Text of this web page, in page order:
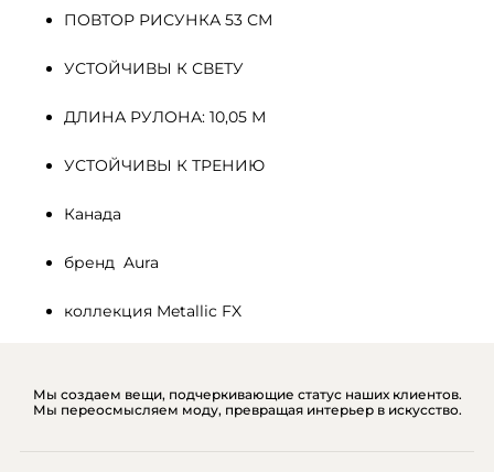
ПОВТОР РИСУНКА 53 СМ
УСТОЙЧИВЫ К СВЕТУ
ДЛИНА РУЛОНА: 10,05 М
УСТОЙЧИВЫ К ТРЕНИЮ
Канада
бренд  Aura
коллекция Metallic FX
Мы создаем вещи, подчеркивающие статус наших клиентов.
Мы переосмысляем моду, превращая интерьер в искусство.